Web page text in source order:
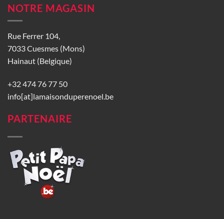
NOTRE MAGASIN
Rue Ferrer 104,
7033 Cuesmes (Mons)
Hainaut (Belgique)
+32 474 76 77 50
info[at]lamaisonduperenoel.be
PARTENAIRE